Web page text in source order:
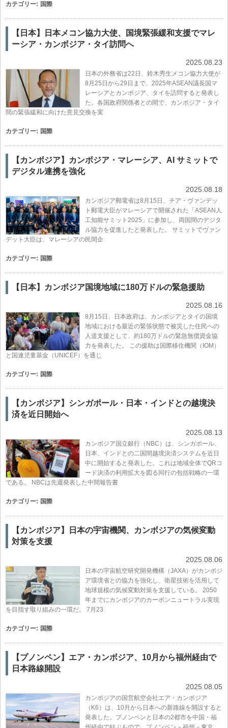
カテゴリー: 国際
【日本】日本メコン協力大使、国境緊張緩和支援でマレ
ーシア・カンボジア・タイ訪問へ
2025.08.23
日本の外務省は22日、鈴木秀生メコン協力大使が
8月25日から29日まで、2025年ASEAN議長国マ
レーシアとカンボジア、タイを訪問すると発表し
た。各国政府関係者との間で、カンボジア・タイ
間の緊張緩和に向けた意見交換を実
カテゴリー: 国際
【カンボジア】カンボジア・マレーシア、AI サミットで
デジタル連携を強化
2025.08.18
カンボジア郵電省は8月15日、チア・ヴァンデッ
ト郵電大臣がマレーシアで開催された「ASEAN人
工知能サミット2025」に参加し、両国間のデジタ
ル協力を促進したと発表した。 サミットでヴァン
デット大臣は、マレーシアの民間企
カテゴリー: 国際
【日本】カンボジア国境地域に180万ドルの緊急援助
2025.08.16
8月15日、日本政府は、カンボジアとタイの国境
地域における最近の緊張状態で被災した住民への
人道支援として、約180万ドルの緊急無償資金協
力を発表した。 この援助は国際移住機関（IOM）
と国連児童基金（UNICEF）を通じ
カテゴリー: 国際
【カンボジア】シンガポール・日本・インドとの越境決
済を近日開始へ
2025.08.13
カンボジア国立銀行（NBC）は、シンガポール、
日本、インドとの二国間越境決済システムを近日
中に開始すると発表した。これは地域全体でQRコ
ード決済の利用拡大を図る同行の包括戦略の一環
である。 NBCは先週発表した中間報告書
カテゴリー: 国際
【カンボジア】日本の宇宙機関、カンボジアの気候変動
対策を支援
2025.08.06
日本の宇宙航空研究開発機構（JAXA）がカンボジ
ア環境省との協力を強化し、衛星技術を活用して
地球規模の気候変動対策を支援している。 2050
年までにカンボジアのカーボンニュートラル実現
を目指す取り組みの一環だ。 7月23
カテゴリー: 国際
【プノンペン】エア・カンボジア、10月から福州経由で
日本路線開設
2025.08.05
カンボジアの国営航空会社エア・カンボジア
（K6）は、10月から日本への新路線を開設すると
発表した。プノンペンと日本の2都市を中国・福